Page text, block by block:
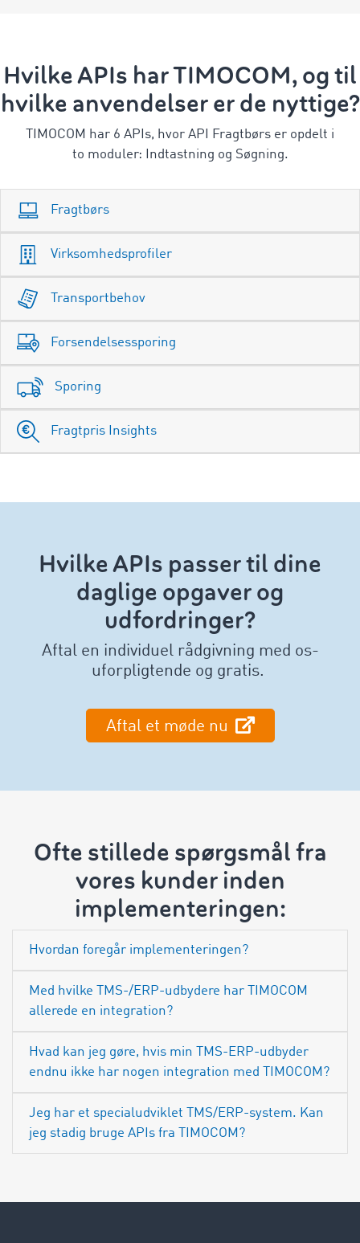
Hvilke APIs har TIMOCOM, og til
hvilke anvendelser er de nyttige?
TIMOCOM har 6 APIs, hvor API Fragtbørs er opdelt i
to moduler: Indtastning og Søgning.
Fragtbørs
Virksomhedsprofiler
Transportbehov
Forsendelsessporing
Sporing
Fragtpris Insights
Hvilke APIs passer til dine
daglige opgaver og
udfordringer?
Aftal en individuel rådgivning med os-
uforpligtende og gratis.
Aftal et møde nu
Ofte stillede spørgsmål fra
vores kunder inden
implementeringen:
Hvordan foregår implementeringen?
Med hvilke TMS-/ERP-udbydere har TIMOCOM
allerede en integration?
Hvad kan jeg gøre, hvis min TMS-ERP-udbyder
endnu ikke har nogen integration med TIMOCOM?
Jeg har et specialudviklet TMS/ERP-system. Kan
jeg stadig bruge APIs fra TIMOCOM?